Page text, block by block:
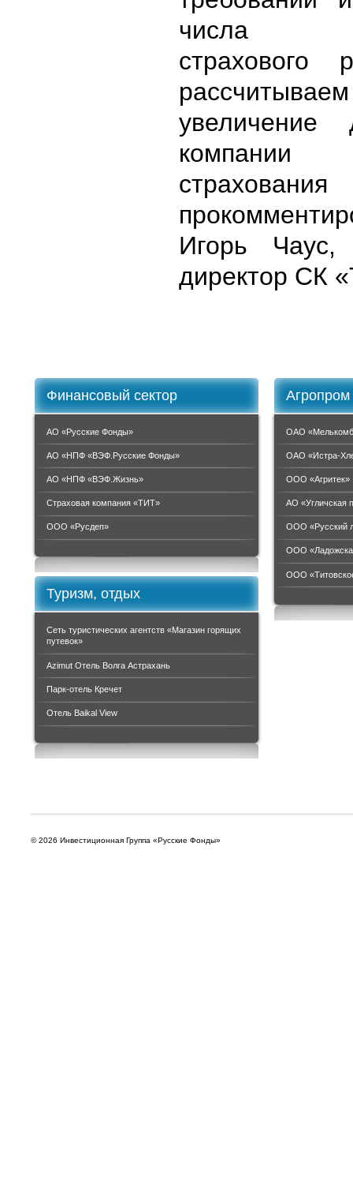
числа
Игорь Чаус,
директор СК
Финансовый сектор
АО «Русские Фонды»
АО «НПФ «ВЭФ.Русские Фонды»
АО «НПФ «ВЭФ.Жизнь»
Страховая компания «ТИТ»
ООО «Руcдеп»
Агропром
ОАО
ОАО «Истра-
ООО «Агритек»
АО «Угличская
ООО «Русский
ООО
ООО
Туризм, отдых
Сеть туристических агентств «Магазин горящих
путевок»
Azimut Отель Волга Астрахань
Парк-отель Кречет
Отель Baikal View
© 2026 Инвестиционная Группа «Русские Фонды»